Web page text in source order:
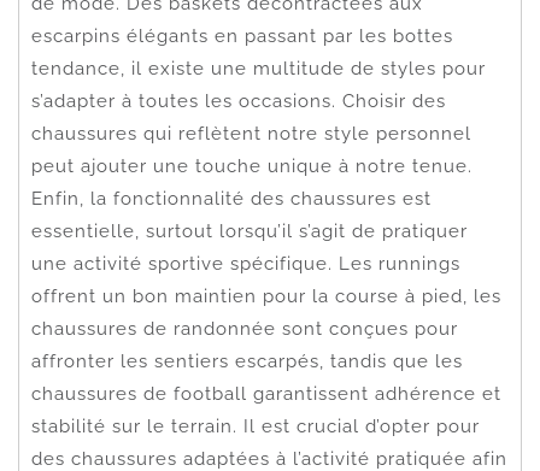
escarpins élégants en passant par les bottes
tendance, il existe une multitude de styles pour
s’adapter à toutes les occasions. Choisir des
chaussures qui reflètent notre style personnel
peut ajouter une touche unique à notre tenue.
Enfin, la fonctionnalité des chaussures est
essentielle, surtout lorsqu’il s’agit de pratiquer
une activité sportive spécifique. Les runnings
offrent un bon maintien pour la course à pied, les
chaussures de randonnée sont conçues pour
affronter les sentiers escarpés, tandis que les
chaussures de football garantissent adhérence et
stabilité sur le terrain. Il est crucial d’opter pour
des chaussures adaptées à l’activité pratiquée afin